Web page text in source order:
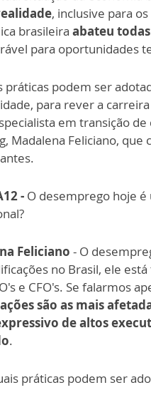
, inclusive para
brasileira abateu todas
para oportunidades
práticas podem ser
para rever a
em transição
Madalena Feliciano,
- O desemprego hoje é
Feliciano - O
no Brasil, ele
e CFO's. Se falarmos
são as mais
de altos
.
práticas podem ser